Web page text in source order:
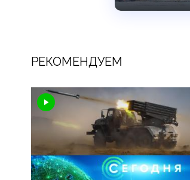
РЕКОМЕНДУЕМ